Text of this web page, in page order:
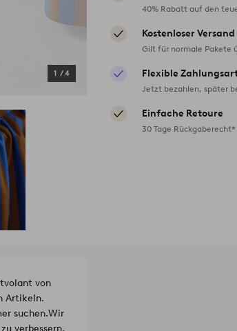
1 /4
40% Rabatt auf den
Kostenloser Versand
Gilt für normale Pakete
Flexible
Jetzt bezahlen, später
Einfache Retoure
30 Tage Rückgaberecht*
von
Artikeln.
suchen.Wir
verbessern.